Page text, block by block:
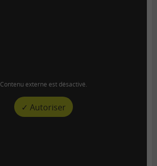
Contenu externe est désactivé.
✓ Autoriser